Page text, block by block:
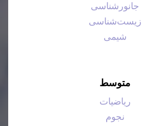
جانورشناسی
زیست‌شناسی
شیمی
متوسط
ریاضیات
نجوم